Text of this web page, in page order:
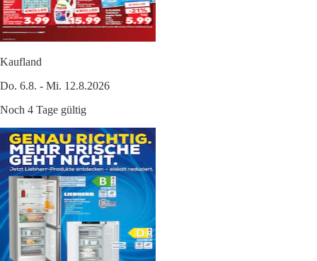
Kaufland
Do. 6.8. - Mi. 12.8.2026
Noch 4 Tage gültig